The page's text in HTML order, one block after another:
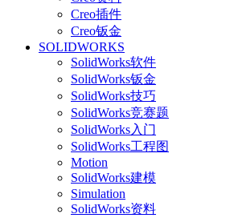
Creo插件
Creo钣金
SOLIDWORKS
SolidWorks软件
SolidWorks钣金
SolidWorks技巧
SolidWorks竞赛题
SolidWorks入门
SolidWorks工程图
Motion
SolidWorks建模
Simulation
SolidWorks资料